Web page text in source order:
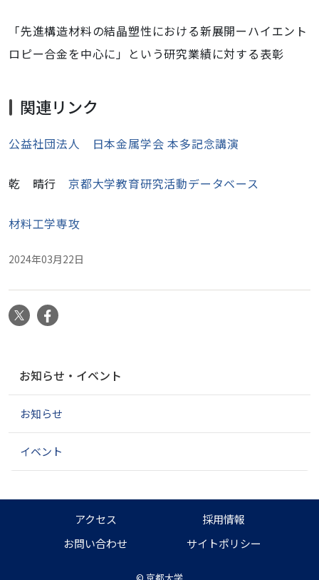
「先進構造材料の結晶塑性における新展開ーハイエント
ロピー合金を中心に」という研究業績に対する表彰
関連リンク
公益社団法人 日本金属学会 本多記念講演
乾 晴行 京都大学教育研究活動データベース
材料工学専攻
2024年03月22日
X
ゲ
シ
ン
お知らせ・イベント
お知らせ
イベント
アクセス
採用情報
お問い合わせ
サイトポリシー